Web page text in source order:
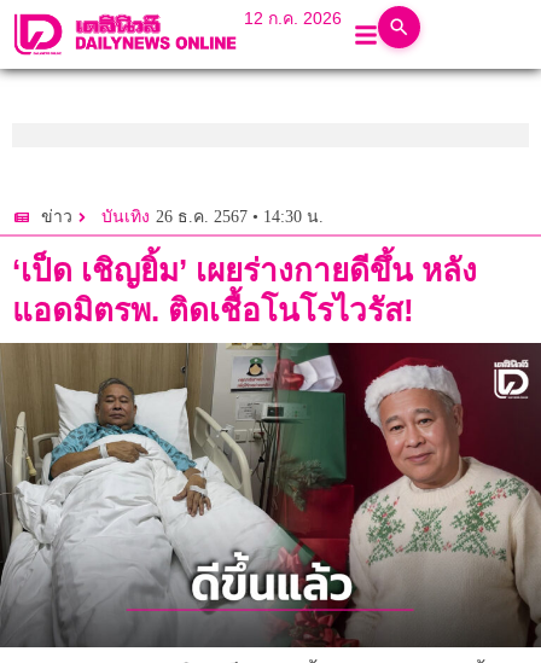
12 ก.ค. 2026
ข่าว บันเทิง 26 ธ.ค. 2567 • 14:30 น.
‘เป็ด เชิญยิ้ม’ เผยร่างกายดีขึ้น หลัง
แอดมิตรพ. ติดเชื้อโนโรไวรัส!